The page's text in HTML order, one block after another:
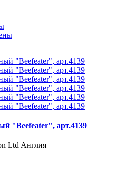
"Beefeater", арт.4139
Ltd Англия